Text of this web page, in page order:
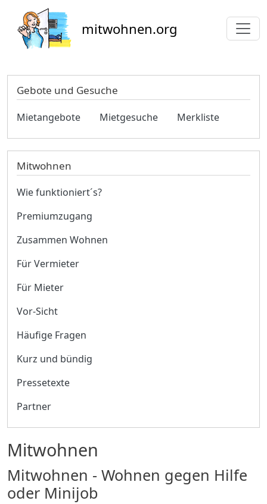
mitwohnen.org
Mitwohnen
Mitwohnen - Wohnen gegen Hilfe
oder Minijob
Gebote und Gesuche
Mietangebote Mietgesuche Merkliste
Mitwohnen
Wie funktioniert´s?
Premiumzugang
Zusammen Wohnen
Für Vermieter
Für Mieter
Vor-Sicht
Häufige Fragen
Kurz und bündig
Pressetexte
Partner